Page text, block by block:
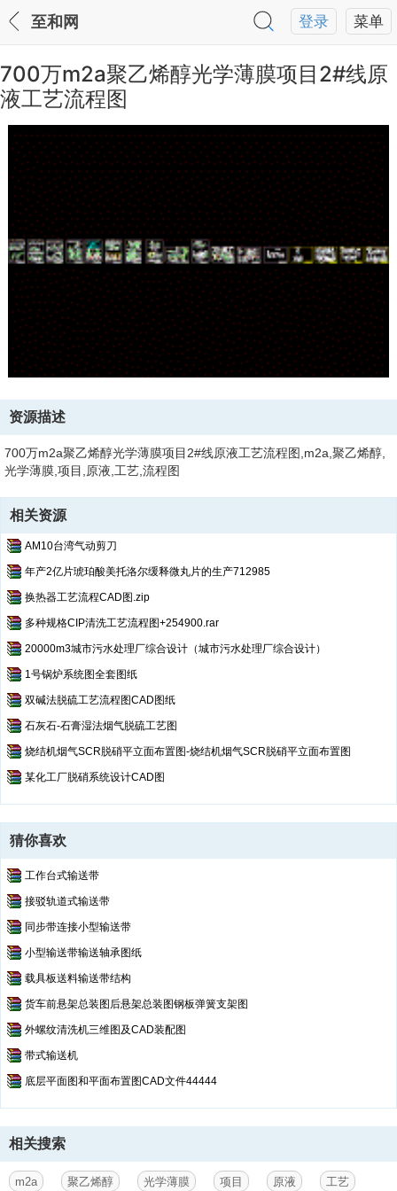
菜单
登录
至和网
700万m2a聚乙烯醇光学薄膜项目2#线原
液工艺流程图
资源描述
700万m2a聚乙烯醇光学薄膜项目2#线原液工艺流程图,m2a,聚乙烯醇,
光学薄膜,项目,原液,工艺,流程图
相关资源
AM10台湾气动剪刀
年产2亿片琥珀酸美托洛尔缓释微丸片的生产712985
换热器工艺流程CAD图.zip
多种规格CIP清洗工艺流程图+254900.rar
20000m3城市污水处理厂综合设计（城市污水处理厂综合设计）
1号锅炉系统图全套图纸
双碱法脱硫工艺流程图CAD图纸
石灰石-石膏湿法烟气脱硫工艺图
烧结机烟气SCR脱硝平立面布置图-烧结机烟气SCR脱硝平立面布置图
某化工厂脱硝系统设计CAD图
猜你喜欢
工作台式输送带
接驳轨道式输送带
同步带连接小型输送带
小型输送带输送轴承图纸
载具板送料输送带结构
货车前悬架总装图后悬架总装图钢板弹簧支架图
外螺纹清洗机三维图及CAD装配图
带式输送机
底层平面图和平面布置图CAD文件44444
相关搜索
m2a 聚乙烯醇 光学薄膜 项目 原液 工艺